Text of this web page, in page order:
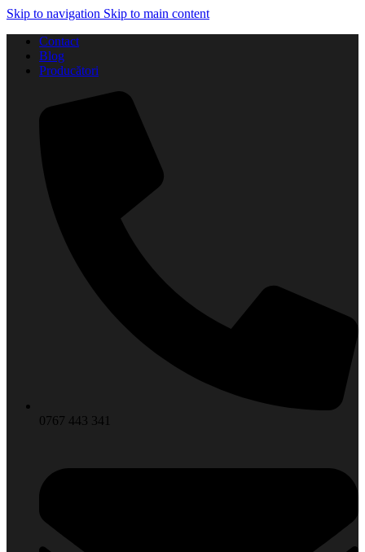
Skip to navigation Skip to main content
Contact
Blog
Producători
0767 443 341